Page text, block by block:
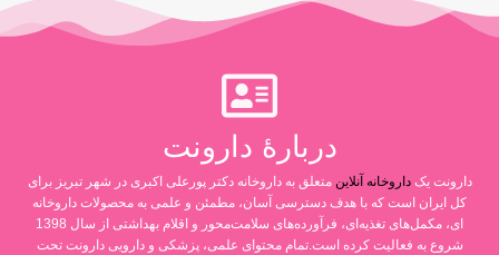
دربارۀ دارونت
دارونت یکداروخانه آنلاین متعلق به داروخانه دکتر پورعلی اکبری در شهر تبریز برای
کل ایران است که با هدف دسترسی آسان، مطمئن و علمی به محصولات داروخانه
ای، مکمل‌های تغذیه‌ای، فرآورده‌های سلامت‌محور و اقلام بهداشتی از سال 1398
شروع به فعالیت کرده است.تمام محتوای علمی، پزشکی و دارویی دارونت تحت